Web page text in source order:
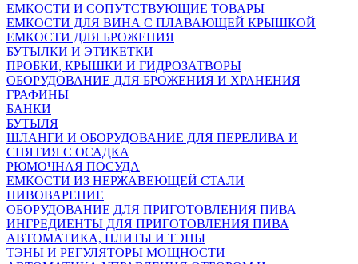
ЕМКОСТИ И СОПУТСТВУЮЩИЕ ТОВАРЫ
ЕМКОСТИ ДЛЯ ВИНА С ПЛАВАЮЩЕЙ КРЫШКОЙ
ЕМКОСТИ ДЛЯ БРОЖЕНИЯ
БУТЫЛКИ И ЭТИКЕТКИ
ПРОБКИ, КРЫШКИ И ГИДРОЗАТВОРЫ
ОБОРУДОВАНИЕ ДЛЯ БРОЖЕНИЯ И ХРАНЕНИЯ
ГРАФИНЫ
БАНКИ
БУТЫЛЯ
ШЛАНГИ И ОБОРУДОВАНИЕ ДЛЯ ПЕРЕЛИВА И
СНЯТИЯ С ОСАДКА
РЮМОЧНАЯ ПОСУДА
ЕМКОСТИ ИЗ НЕРЖАВЕЮЩЕЙ СТАЛИ
ПИВОВАРЕНИЕ
ОБОРУДОВАНИЕ ДЛЯ ПРИГОТОВЛЕНИЯ ПИВА
ИНГPЕДИЕНТЫ ДЛЯ ПРИГОТОВЛЕНИЯ ПИВА
АВТОМАТИКА, ПЛИТЫ И ТЭНЫ
ТЭНЫ И РЕГУЛЯТОРЫ МОЩНОСТИ